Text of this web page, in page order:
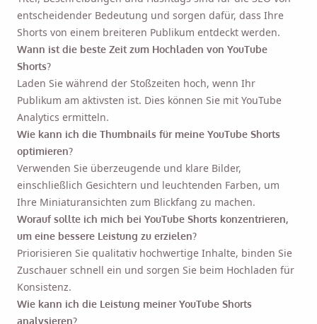
entscheidender Bedeutung und sorgen dafür, dass Ihre
Shorts von einem breiteren Publikum entdeckt werden.
Wann ist die beste Zeit zum Hochladen von YouTube
Shorts?
Laden Sie während der Stoßzeiten hoch, wenn Ihr
Publikum am aktivsten ist. Dies können Sie mit YouTube
Analytics ermitteln.
Wie kann ich die Thumbnails für meine YouTube Shorts
optimieren?
Verwenden Sie überzeugende und klare Bilder,
einschließlich Gesichtern und leuchtenden Farben, um
Ihre Miniaturansichten zum Blickfang zu machen.
Worauf sollte ich mich bei YouTube Shorts konzentrieren,
um eine bessere Leistung zu erzielen?
Priorisieren Sie qualitativ hochwertige Inhalte, binden Sie
Zuschauer schnell ein und sorgen Sie beim Hochladen für
Konsistenz.
Wie kann ich die Leistung meiner YouTube Shorts
analysieren?